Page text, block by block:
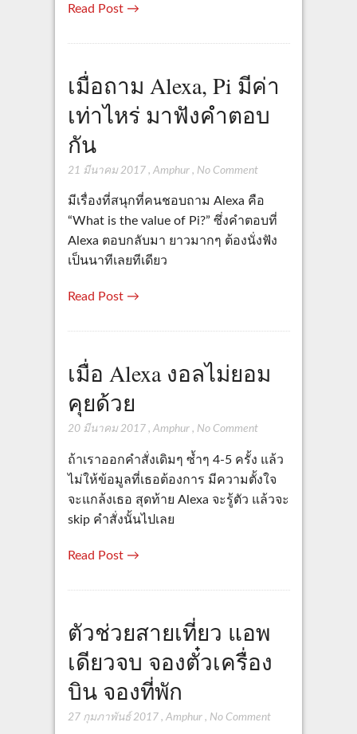
Read Post →
เมื่อถาม Alexa, Pi มีค่า
เท่าไหร่ มาฟังคำตอบ
กัน
21 มีนาคม 2017, Amphur, No Comment
มีเรื่องที่สนุกที่คนชอบถาม Alexa คือ
“What is the value of Pi?” ซึ่งคำตอบที่
Alexa ตอบกลับมา ยาวมากๆ ต้องนั่งฟัง
เป็นนาทีเลยทีเดียว
Read Post →
เมื่อ Alexa งอลไม่ยอม
คุยด้วย
20 มีนาคม 2017, Amphur, No Comment
ถ้าเราออกคำสั่งเดิมๆ ซ้ำๆ 4-5 ครั้ง แล้ว
ไม่ให้ข้อมูลที่เธอต้องการ มีความตั้งใจ
จะแกล้งเธอ สุดท้าย Alexa จะรู้ตัว แล้วจะ
skip คำสั่งนั้นไปเลย
Read Post →
ตัวช่วยสายเที่ยว แอพ
เดียวจบ จองตั๋วเครื่อง
บิน จองที่พัก
27 กุมภาพันธ์ 2017, Amphur, No Comment